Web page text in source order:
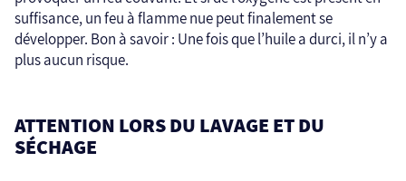
suffisance, un feu à flamme nue peut finalement se
développer. Bon à savoir : Une fois que l’huile a durci, il n’y a
plus aucun risque.
ATTENTION LORS DU LAVAGE ET DU
SÉCHAGE